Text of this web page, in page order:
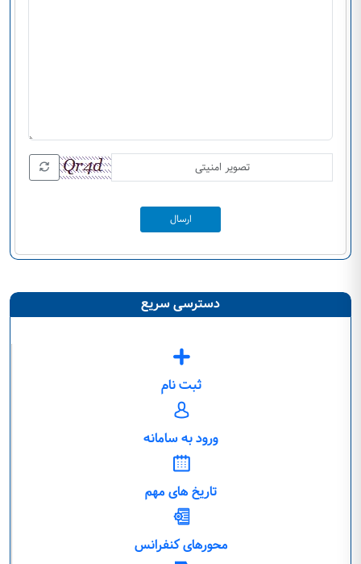
ارسال
دسترسی سریع
ثبت نام
ورود به سامانه
تاریخ های مهم
محورهای کنفرانس